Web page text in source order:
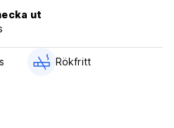
ut
Rökfritt